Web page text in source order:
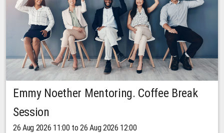
Emmy Noether Mentoring. Coffee Break
Session
26 Aug 2026 11:00 to 26 Aug 2026 12:00